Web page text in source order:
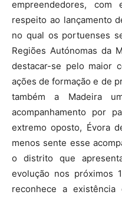
empreendedores,
respeito ao lançamento
no qual os portuenses
Regiões Autónomas da
destacar-se pelo maior
ações de formação e de
também a Madeira
acompanhamento por
extremo oposto, Évora
menos sente esse
o distrito que
evolução nos próximos
reconhece a existência